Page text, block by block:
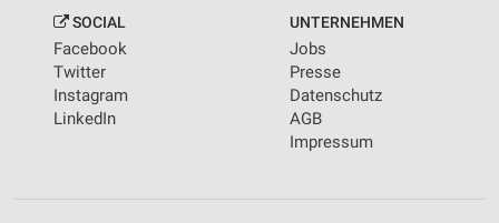
SOCIAL
Facebook
Twitter
Instagram
LinkedIn
UNTERNEHMEN
Jobs
Presse
Datenschutz
AGB
Impressum